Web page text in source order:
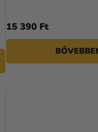
Z
É
15 390 Ft